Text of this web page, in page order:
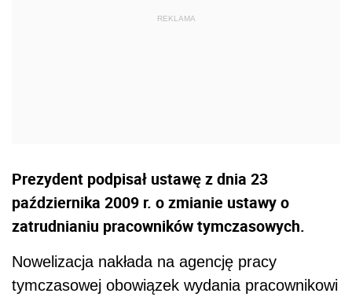
Prezydent podpisał ustawę z dnia 23
października 2009 r. o zmianie ustawy o
zatrudnianiu pracowników tymczasowych.
Nowelizacja nakłada na agencję pracy
tymczasowej obowiązek wydania pracownikowi